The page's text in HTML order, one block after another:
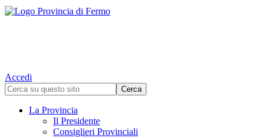
Accedi
La Provincia
Il Presidente
Consiglieri Provinciali